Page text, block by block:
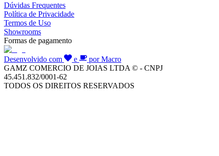
Dúvidas Frequentes
Política de Privacidade
Termos de Uso
Showrooms
Formas de pagamento
Desenvolvido com e
por Macro
GAMZ COMERCIO DE JOIAS LTDA © - CNPJ
45.451.832/0001-62
TODOS OS DIREITOS RESERVADOS